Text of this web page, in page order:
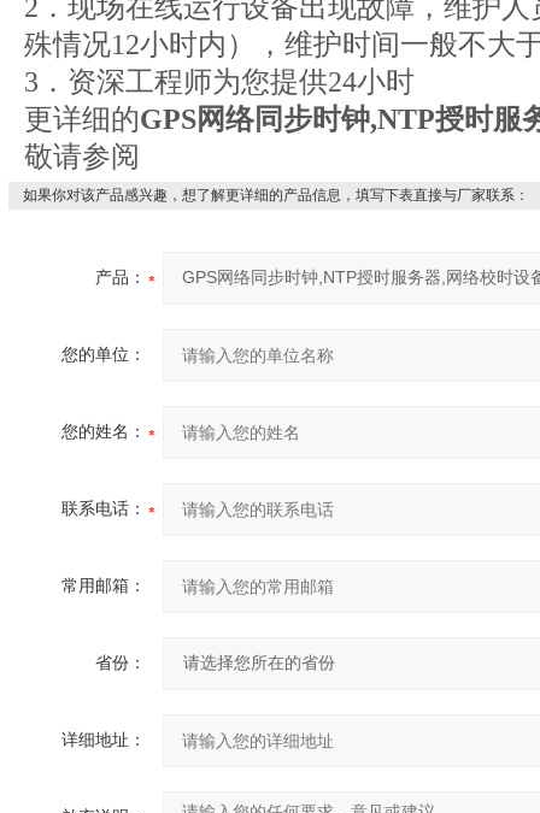
2．现场在线运行设备出现故障，维护
殊情况12小时内），维护时间一般不大
3．资深工程师为您提供24小时
更详细的GPS网络同步时钟,NTP授时服
敬请参阅
如果你对该产品感兴趣，想了解更详细的产品信息，填写下表直接与厂家联系：
产品：
您的单位：
您的姓名：
联系电话：
常用邮箱：
省份：
详细地址：